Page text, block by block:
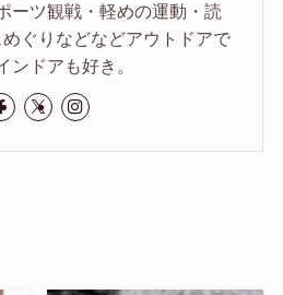
ーツ観戦・軽めの運動・読
ぐりなどなどアウトドアで
ンドアも好き。